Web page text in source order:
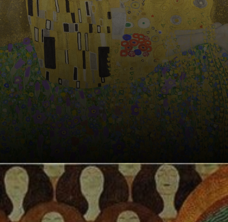
minuciosos,
criando um estilo
inconfundível.